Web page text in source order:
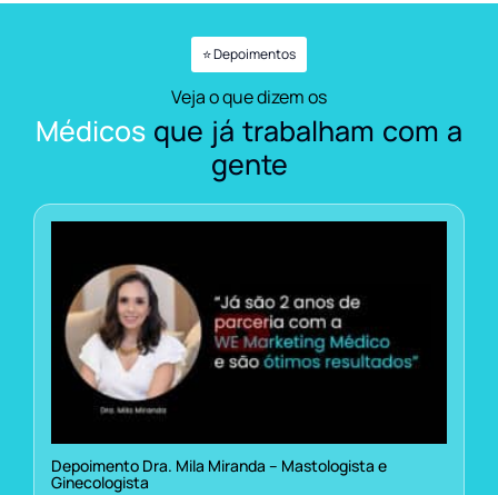
⭐ Depoimentos
Veja o que dizem os
Médicos que já trabalham com a
gente
Depoimento Dra. Mila Miranda – Mastologista e
Ginecologista